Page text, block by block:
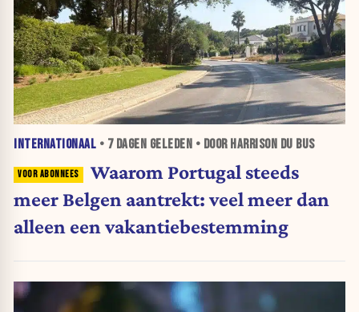
INTERNATIONAAL • 7 DAGEN GELEDEN • DOOR HARRISON DU BUS
Waarom Portugal steeds
meer Belgen aantrekt: veel meer dan
alleen een vakantiebestemming